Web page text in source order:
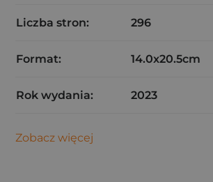
Liczba stron: 296
Format: 14.0x20.5cm
Rok wydania: 2023
Zobacz więcej